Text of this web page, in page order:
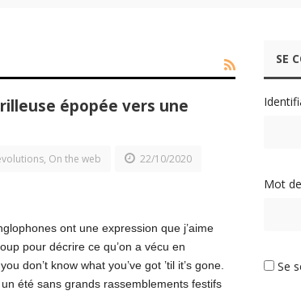
épopée vers une
, On the web 22/10/2020
ont une expression que j’aime
pour décrire ce qu’on a vécu en
don’t know what you’ve got ’til it’s gone.
été sans grands rassemblements festifs
SE
Mot
Se